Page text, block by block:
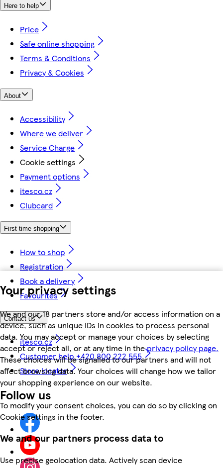
Your privacy settings
We and our 18 partners store and/or access information on a
device, such as unique IDs in cookies to process personal
data. You may accept or manage your choices by selecting
accept or reject all, or at any time in theprivacy policy page.
These choices will be signalled to our partners and will not
affect browsing data. Your choices will change how we tailor
your shopping experience on our website.
To modify your consent choices, you can do so by clicking on
Cookie settings in the footer.
We and our partners process data to
Use precise geolocation data. Actively scan device
Here to help
Price
Safe online shopping
Terms & Conditions
Privacy & Cookies
About
Accessibility
Where we deliver
Service Charge
Cookie settings
Payment options
itesco.cz
Clubcard
First time shopping
How to shop
Registration
Book a delivery
Favourites
Contact us
itesco.cz
Customer help +420 800 222 555
Store locator
Follow us